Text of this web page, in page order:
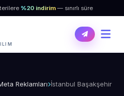
%20 indirim — sınırlı süre
Reklamları İstanbul Başakşehir